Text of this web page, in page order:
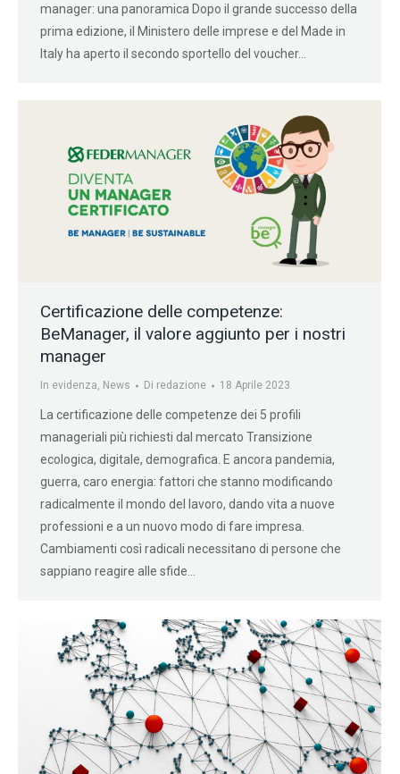
manager: una panoramica Dopo il grande successo della
prima edizione, il Ministero delle imprese e del Made in
Italy ha aperto il secondo sportello del voucher…
Certificazione delle competenze:
BeManager, il valore aggiunto per i nostri
manager
In evidenza, News Di redazione 18 Aprile 2023
La certificazione delle competenze dei 5 profili
manageriali più richiesti dal mercato Transizione
ecologica, digitale, demografica. E ancora pandemia,
guerra, caro energia: fattori che stanno modificando
radicalmente il mondo del lavoro, dando vita a nuove
professioni e a un nuovo modo di fare impresa.
Cambiamenti così radicali necessitano di persone che
sappiano reagire alle sfide…